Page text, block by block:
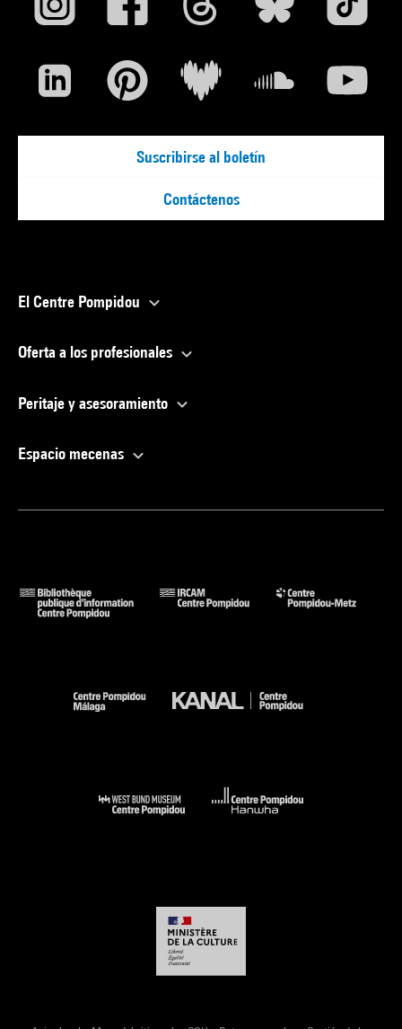
Suscribirse al boletín
Contáctenos
El Centre Pompidou
Oferta a los profesionales
Peritaje y asesoramiento
Espacio mecenas